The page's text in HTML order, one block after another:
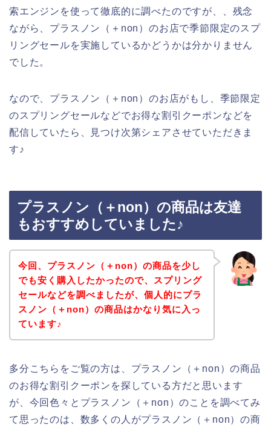
索エンジンを使って徹底的に調べたのですが、、残念
ながら、プラスノン（＋non）のお店で季節限定のスプ
リングセールを実施しているかどうかは分かりません
でした。
なので、プラスノン（＋non）のお店がもし、季節限定
のスプリングセールなどでお得な割引クーポンなどを
配信していたら、見つけ次第シェアさせていただきま
す♪
プラスノン（＋non）の商品は友達
もおすすめしていました♪
今回、プラスノン（＋non）の商品を少し
でも安く購入したかったので、スプリング
セールなどを調べましたが、個人的にプラ
スノン（＋non）の商品はかなり気に入っ
ています♪
多分こちらをご覧の方は、プラスノン（＋non）の商品
のお得な割引クーポンを探している方だと思います
が、今回色々とプラスノン（＋non）のことを調べてみ
て思ったのは、数多くの人がプラスノン（＋non）の商